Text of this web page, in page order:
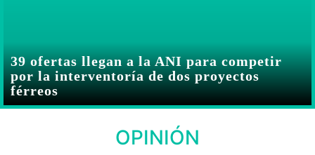
39 ofertas llegan a la ANI para competir
por la interventoría de dos proyectos
férreos
OPINIÓN